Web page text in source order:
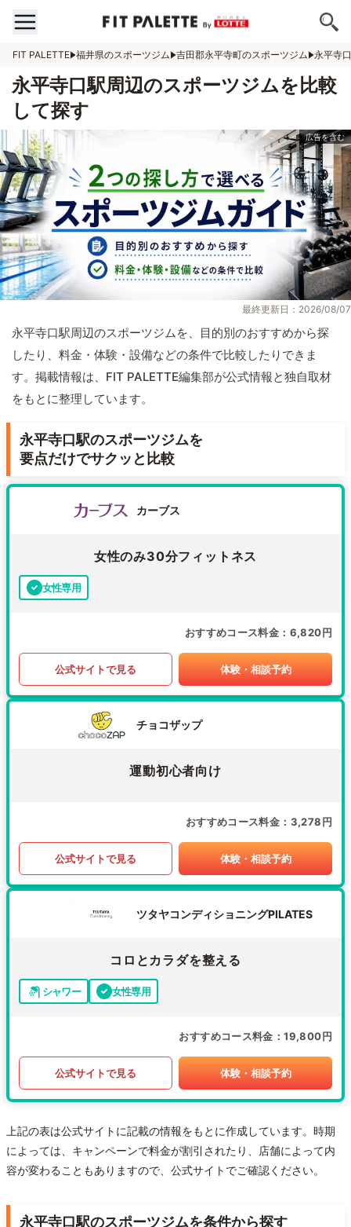
FIT PALETTE 福井県のスポーツジム 吉田郡永平寺町のスポーツジム 永平寺
永平寺口駅周辺のスポーツジムを比較
して探す
最終更新日：2026/08/07
永平寺口駅周辺のスポーツジムを、目的別のおすすめから探
したり、料金・体験・設備などの条件で比較したりできま
す。掲載情報は、FIT PALETTE編集部が公式情報と独自取材
をもとに整理しています。
永平寺口駅のスポーツジムを
要点だけでサクッと比較
カーブス
女性のみ30分フィットネス
女性専用
おすすめコース料金 6,820円
公式サイトで見る 体験・相談予約
チョコザップ
運動初心者向け
おすすめコース料金 3,278円
公式サイトで見る 体験・相談予約
ツタヤコンディショニングPILATES
コロとカラダを整える
シャワー 女性専用
おすすめコース料金 19,800円
公式サイトで見る 体験・相談予約
上記の表は公式サイトに記載の情報をもとに作成しています。時期
によっては、キャンペーンで料金が割引されたり、店舗によって内
容が変わることもありますので、公式サイトでご確認ください。
永平寺口駅のスポーツジムを条件から探す